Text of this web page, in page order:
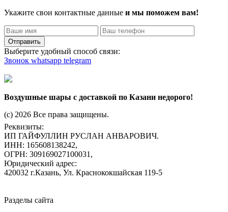
Укажите свои контактные данные и мы поможем вам!
Отправить
Выберите удобный способ связи:
Звонок whatsapp telegram
Воздушные шары с доставкой по Казани недорого!
(c) 2026 Все права защищены.
Реквизиты:
ИП ГАЙФУЛЛИН РУСЛАН АНВАРОВИЧ.
ИНН: 165608138242,
ОГРН: 309169027100031,
Юридический адрес:
420032 г.Казань, Ул. Краснококшайская 119-5
Разделы сайта